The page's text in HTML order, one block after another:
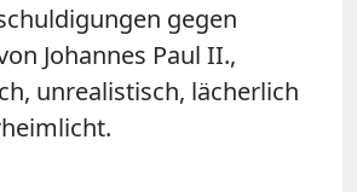
gegen
Johannes Paul II.,
unrealistisch, lächerlich